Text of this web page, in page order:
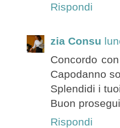
Rispondi
zia Consu
Concordo
Capodanno
Splendidi i
Buon
Rispondi